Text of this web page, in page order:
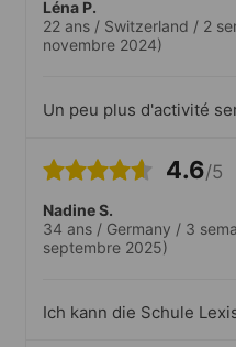
Léna P.
22 ans / Switzerland / 2
novembre 2024)
Un peu plus d'activité
4.6/5
Nadine S.
34 ans / Germany / 3
septembre 2025)
Ich kann die Schule